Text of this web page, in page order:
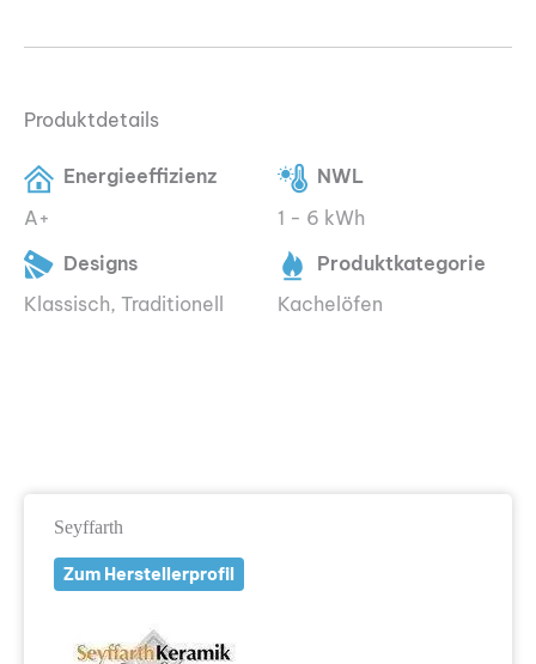
Produktdetails
Energieeffizienz
A+
NWL
1 - 6 kWh
Designs
Klassisch, Traditionell
Produktkategorie
Kachelöfen
Seyffarth
Zum Herstellerprofil